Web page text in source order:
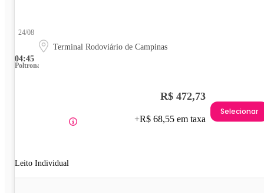
04:45
24/08
Terminal Rodoviário de Campinas
Poltrona
Leito Individual
R$ 472,73
+R$ 68,55 em taxa
Selecionar